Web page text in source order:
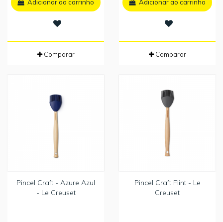
Adicionar ao carrinho
Comparar
Adicionar ao carrinho
Comparar
Pincel Craft - Azure Azul
- Le Creuset
Pincel Craft Flint - Le
Creuset